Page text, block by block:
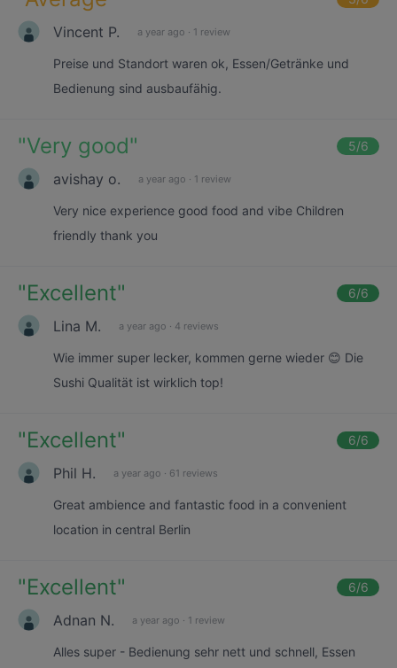
Vincent P. a year ago · 1 review
Preise und Standort waren ok, Essen/Getränke und
Bedienung sind ausbaufähig.
"Very good" 5/6
avishay o. a year ago · 1 review
Very nice experience good food and vibe Children
friendly thank you
"Excellent" 6/6
Lina M. a year ago · 4 reviews
Wie immer super lecker, kommen gerne wieder 😊 Die
Sushi Qualität ist wirklich top!
"Excellent" 6/6
Phil H. a year ago · 61 reviews
Great ambience and fantastic food in a convenient
location in central Berlin
"Excellent" 6/6
Adnan N. a year ago · 1 review
Alles super - Bedienung sehr nett und schnell, Essen